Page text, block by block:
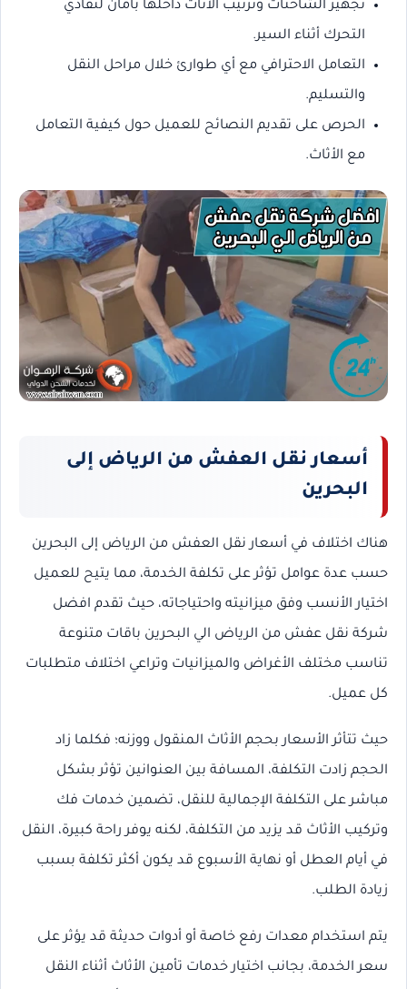
تجهيز الشاحنات وترتيب الأثاث داخلها بأمان لتفادي
التحرك أثناء السير.
التعامل الاحترافي مع أي طوارئ خلال مراحل النقل
والتسليم.
الحرص على تقديم النصائح للعميل حول كيفية التعامل
مع الأثاث.
أسعار نقل العفش من الرياض إلى
البحرين
هناك اختلاف في أسعار نقل العفش من الرياض إلى البحرين
حسب عدة عوامل تؤثر على تكلفة الخدمة، مما يتيح للعميل
اختيار الأنسب وفق ميزانيته واحتياجاته، حيث تقدم افضل
شركة نقل عفش من الرياض الي البحرين باقات متنوعة
تناسب مختلف الأغراض والميزانيات وتراعي اختلاف متطلبات
كل عميل.
حيث تتأثر الأسعار بحجم الأثاث المنقول ووزنه؛ فكلما زاد
الحجم زادت التكلفة، المسافة بين العنوانين تؤثر بشكل
مباشر على التكلفة الإجمالية للنقل، تضمين خدمات فك
وتركيب الأثاث قد يزيد من التكلفة، لكنه يوفر راحة كبيرة، النقل
في أيام العطل أو نهاية الأسبوع قد يكون أكثر تكلفة بسبب
زيادة الطلب.
يتم استخدام معدات رفع خاصة أو أدوات حديثة قد يؤثر على
سعر الخدمة، بجانب اختيار خدمات تأمين الأثاث أثناء النقل